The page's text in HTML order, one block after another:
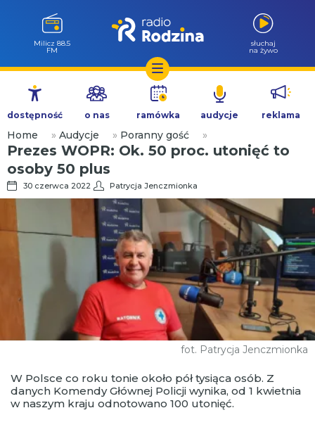
Przejdź
treści
Milicz 88.5
FM
słuchaj
na żywo
dostępność o nas ramówka audycje reklama
Home » Audycje » Poranny gość »
Prezes WOPR: Ok. 50 proc. utonięć to
osoby 50 plus
30 czerwca 2022 Patrycja Jenczmionka
fot. Patrycja Jenczmionka
W Polsce co roku tonie około pół tysiąca osób. Z
danych Komendy Głównej Policji wynika, od 1 kwietnia
w naszym kraju odnotowano 100 utonięć.